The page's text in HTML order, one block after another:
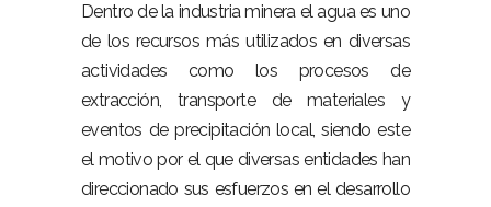
Dentro de la industria minera el agua es uno
de los recursos más utilizados en diversas
actividades como los procesos de
extracción, transporte de materiales y
eventos de precipitación local, siendo este
el motivo por el que diversas entidades han
direccionado sus esfuerzos en el desarrollo